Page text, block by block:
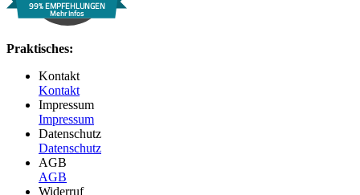
99% EMPFEHLUNGEN
Mehr Infos
Praktisches:
Kontakt
Kontakt
Impressum
Impressum
Datenschutz
Datenschutz
AGB
AGB
Widerruf